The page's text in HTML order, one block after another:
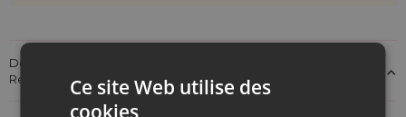
Détails sur la conformité du produit aux réglementations :
Responsabilité du produit
Ce site Web utilise des
cookies